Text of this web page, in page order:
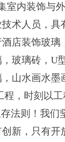
室内装饰与
术人员，具
店装饰玻
玻璃砖，U
山水画水墨
，时刻以
法则！我们
新，只有开